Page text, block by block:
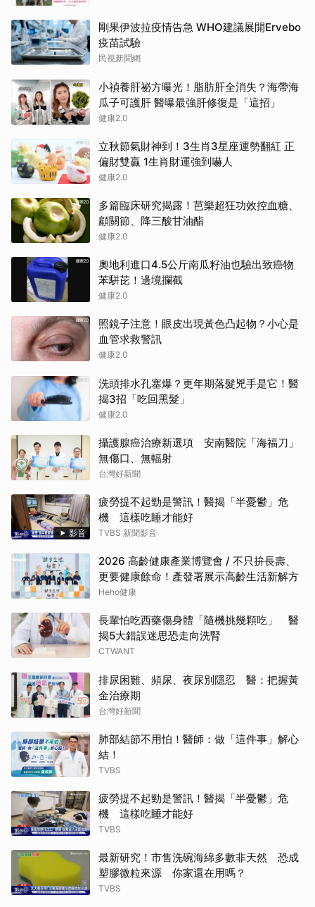
剛果伊波拉疫情告急 WHO建議展開Ervebo
疫苗試驗
民視新聞網
小禎養肝祕方曝光！脂肪肝全消失？海帶海
瓜子可護肝 醫曝最強肝修復是「這招」
健康2.0
立秋節氣財神到！3生肖3星座運勢翻紅 正
偏財雙贏 1生肖財運強到嚇人
健康2.0
多篇臨床研究揭露！芭樂超狂功效控血糖、
顧關節、降三酸甘油酯
健康2.0
奧地利進口4.5公斤南瓜籽油也驗出致癌物
苯駢芘！邊境攔截
健康2.0
照鏡子注意！眼皮出現黃色凸起物？小心是
血管求救警訊
健康2.0
洗頭排水孔塞爆？更年期落髮兇手是它！醫
揭3招「吃回黑髮」
健康2.0
攝護腺癌治療新選項 安南醫院「海福刀」
無傷口、無輻射
台灣好新聞
影音
疲勞提不起勁是警訊！醫揭「半憂鬱」危
機 這樣吃睡才能好
TVBS 新聞影音
2026 高齡健康產業博覽會 / 不只拚長壽、
更要健康餘命！產發署展示高齡生活新解方
Heho健康
長輩怕吃西藥傷身體「隨機挑幾顆吃」 醫
揭5大錯誤迷思恐走向洗腎
CTWANT
排尿困難、頻尿、夜尿別隱忍 醫：把握黃
金治療期
台灣好新聞
肺部結節不用怕！醫師：做「這件事」解心
結！
TVBS
疲勞提不起勁是警訊！醫揭「半憂鬱」危
機 這樣吃睡才能好
TVBS
最新研究！市售洗碗海綿多數非天然 恐成
塑膠微粒來源 你家還在用嗎？
TVBS